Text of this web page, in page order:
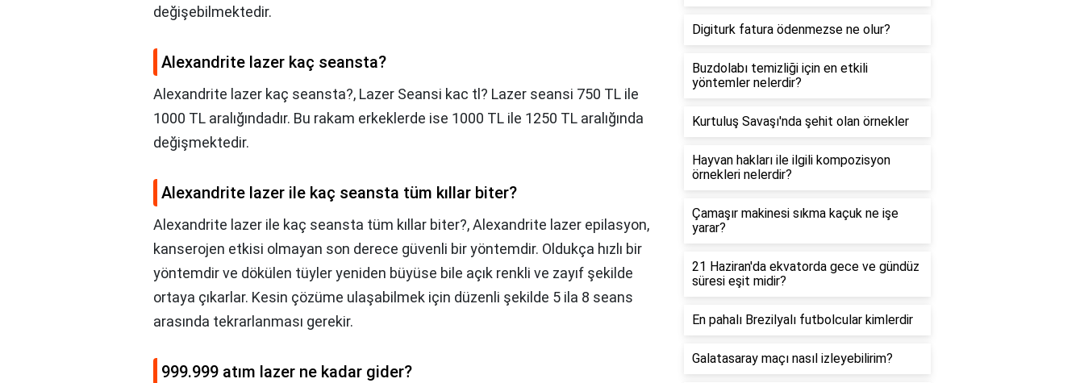
değişebilmektedir.
Alexandrite lazer kaç seansta?
Alexandrite lazer kaç seansta?, Lazer Seansi kac tl? Lazer seansi 750 TL ile
1000 TL aralığındadır. Bu rakam erkeklerde ise 1000 TL ile 1250 TL aralığında
değişmektedir.
Alexandrite lazer ile kaç seansta tüm kıllar biter?
Alexandrite lazer ile kaç seansta tüm kıllar biter?,Alexandrite lazer epilasyon,
kanserojen etkisi olmayan son derece güvenli bir yöntemdir. Oldukça hızlı bir
yöntemdir ve dökülen tüyler yeniden büyüse bile açık renkli ve zayıf şekilde
ortaya çıkarlar. Kesin çözüme ulaşabilmek için düzenli şekilde 5 ila 8 seans
arasında tekrarlanması gerekir.
999.999 atım lazer ne kadar gider?
Digiturk fatura ödenmezse ne olur?
Buzdolabı temizliği için en etkili
yöntemler nelerdir?
Kurtuluş Savaşı'nda şehit olan örnekler
Hayvan hakları ile ilgili kompozisyon
örnekleri nelerdir?
Çamaşır makinesi sıkma kaçuk ne işe
yarar?
21 Haziran'da ekvatorda gece ve gündüz
süresi eşit midir?
En pahalı Brezilyalı futbolcular kimlerdir
Galatasaray maçı nasıl izleyebilirim?